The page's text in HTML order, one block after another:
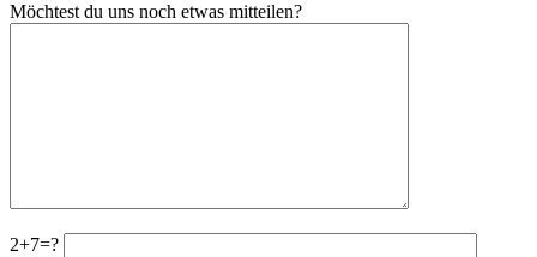
Möchtest du uns noch etwas mitteilen?
2+7=?